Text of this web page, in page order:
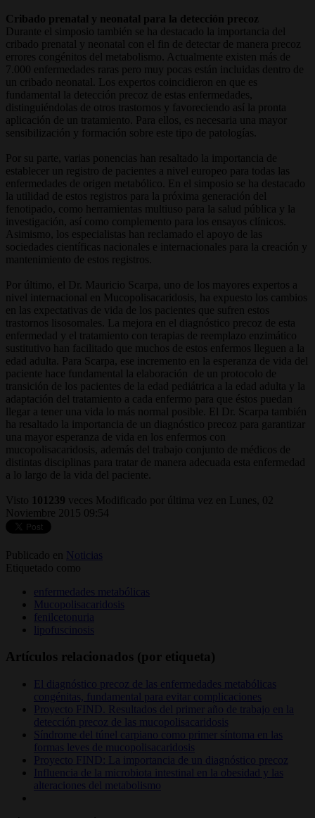
Cribado prenatal y neonatal para la detección precoz
Durante el simposio también se ha destacado la importancia del
cribado prenatal y neonatal con el fin de detectar de manera precoz
errores congénitos del metabolismo. Actualmente existen más de
7.000 enfermedades raras pero muy pocas están incluidas dentro de
un cribado neonatal. Los expertos coincidieron en que es
fundamental la detección precoz de estas enfermedades,
distinguiéndolas de otros trastornos y favoreciendo así la pronta
aplicación de un tratamiento. Para ellos, es necesaria una mayor
sensibilización y formación sobre este tipo de patologías.
Por su parte, varias ponencias han resaltado la importancia de
establecer un registro de pacientes a nivel europeo para todas las
enfermedades de origen metabólico. En el simposio se ha destacado
la utilidad de estos registros para la próxima generación del
fenotipado, como herramientas multiuso para la salud pública y la
investigación, así como complemento para los ensayos clínicos.
Asimismo, los especialistas han reclamado el apoyo de las
sociedades científicas nacionales e internacionales para la creación y
mantenimiento de estos registros.
Por último, el Dr. Mauricio Scarpa, uno de los mayores expertos a
nivel internacional en Mucopolisacaridosis, ha expuesto los cambios
en las expectativas de vida de los pacientes que sufren estos
trastornos lisosomales. La mejora en el diagnóstico precoz de esta
enfermedad y el tratamiento con terapias de reemplazo enzimático
sustitutivo han facilitado que muchos de estos enfermos lleguen a la
edad adulta. Para Scarpa, ese incremento en la esperanza de vida del
paciente hace fundamental la elaboración de un protocolo de
transición de los pacientes de la edad pediátrica a la edad adulta y la
adaptación del tratamiento a cada enfermo para que éstos puedan
llegar a tener una vida lo más normal posible. El Dr. Scarpa también
ha resaltado la importancia de un diagnóstico precoz para garantizar
una mayor esperanza de vida en los enfermos con
mucopolisacaridosis, además del trabajo conjunto de médicos de
distintas disciplinas para tratar de manera adecuada esta enfermedad
a lo largo de la vida del paciente.
Visto 101239 veces Modificado por última vez en Lunes, 02
Noviembre 2015 09:54
Publicado en
Noticias
Etiquetado como
enfermedades metabólicas
Mucopolisacaridosis
fenilcetonuria
lipofuscinosis
Artículos relacionados (por etiqueta)
El diagnóstico precoz de las enfermedades metabólicas
congénitas, fundamental para evitar complicaciones
Proyecto FIND. Resultados del primer año de trabajo en la
detección precoz de las mucopolisacaridosis
Síndrome del túnel carpiano como primer síntoma en las
formas leves de mucopolisacaridosis
Proyecto FIND: La importancia de un diagnóstico precoz
Influencia de la microbiota intestinal en la obesidad y las
alteraciones del metabolismo